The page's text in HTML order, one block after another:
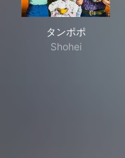
タンポポ
Shohei